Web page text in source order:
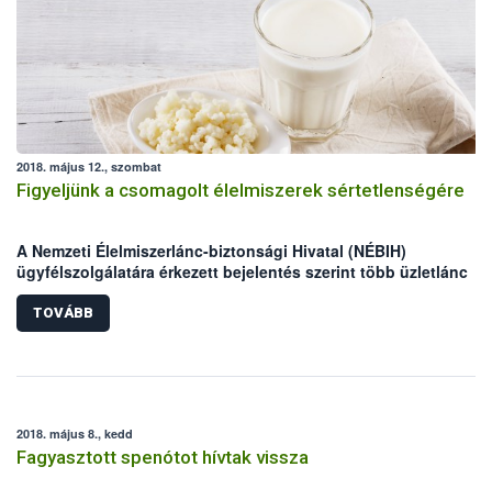
2018. május 12., szombat
Figyeljünk a csomagolt élelmiszerek sértetlenségére
A Nemzeti Élelmiszerlánc-biztonsági Hivatal (NÉBIH)
ügyfélszolgálatára érkezett bejelentés szerint több üzletlánc
csomagolt termékei esetében, feltehetően gazdasági kár
céljából szennyezés történhetett.
TOVÁBB
2018. május 8., kedd
Fagyasztott spenótot hívtak vissza